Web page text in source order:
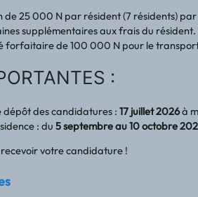
de 25 000 N par résident (7 résidents)
supplémentaires aux frais du résident.
forfaitaire de 100 000 N pour le
:
dépôt des candidatures :17 juillet 2026à
: du5 septembre au 10 octobre
votre candidature !